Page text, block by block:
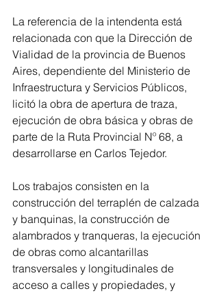
La referencia de la intendenta está
relacionada con que la Dirección de
Vialidad de la provincia de Buenos
Aires, dependiente del Ministerio de
Infraestructura y Servicios Públicos,
licitó la obra de apertura de traza,
ejecución de obra básica y obras de
parte de la Ruta Provincial Nº 68, a
desarrollarse en Carlos Tejedor.
Los trabajos consisten en la
construcción del terraplén de calzada
y banquinas, la construcción de
alambrados y tranqueras, la ejecución
de obras como alcantarillas
transversales y longitudinales de
acceso a calles y propiedades, y